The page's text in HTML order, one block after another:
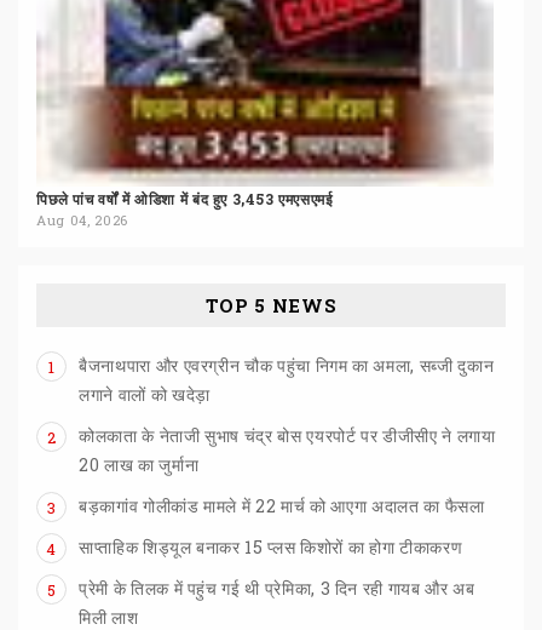
पिछले पांच वर्षों में ओडिशा में बंद हुए 3,453 एमएसएमई
Aug 04, 2026
TOP 5 NEWS
1
बैजनाथपारा और एवरग्रीन चौक पहुंचा निगम का अमला, सब्जी दुकान
लगाने वालों को खदेड़ा
2
कोलकाता के नेताजी सुभाष चंद्र बोस एयरपोर्ट पर डीजीसीए ने लगाया
20 लाख का जुर्माना
3 बड़कागांव गोलीकांड मामले में22 मार्च कोआएगाअदालत का फैसला
4 साप्ताहिकशिड्यूलबनाकर 15 प्लसकिशोरों काहोगाटीकाकरण
5
प्रेमी के तिलक में पहुंच गई थी प्रेमिका, 3 दिन रही गायब और अब
मिली लाश